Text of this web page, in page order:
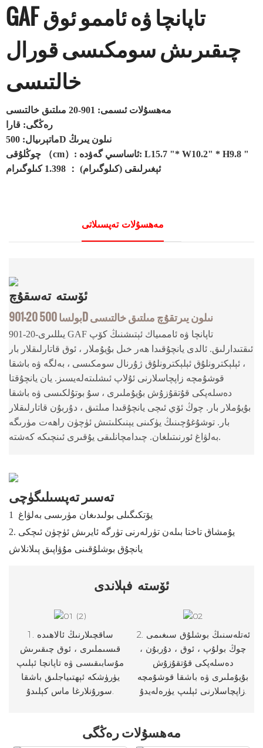
GAF تاپانچا ۋە ئاممو ئوق
چىقىرىش سومكىسى قورال
خالتىسى
مەھسۇلات ئىسمى: 901-20 مىلتىق خالتىسى
رەڭگى: قارا
ماتېرىيال: 500D نىلون يىرىڭ
چوڭلۇقى （cm）: ئاساسىي گەۋدە: L15.7 "* W10.2" * H9.8 "
ئېغىرلىقى (كىلوگىرام) ： 1.398 كىلوگىرام
مەھسۇلات تەپسىلاتى
ئۆستە تەسقۇچ
901-20-يىللىرى GAF تاپانچا ۋە ئاممىياك ئېتىشنىڭ كۆپ
ئىقتىدارلىق. ئالدى يانچۇقىدا ھەر خىل بۇيۇملار ، ئوق قاتارلىقلار بار
، ئېلېكترونلۇق ئېلېكترونلۇق ژۇرنال سومكىسى ، بەلگە ۋە باشقا
قوشۇمچە زاپچاسلارنى ئۇلاپ ئىشلىتەلەيسىز. يان يانچۇقتا
دەسلەپكى قۇتقۇزۇش بۇيۇملىرى ، سۇ بوتۇلكىسى ۋە باشقا
بۇيۇملار بار. چوڭ ئۆي ئىچى يانچۇقىدا مىلتىق ، دۇربۇن قاتارلىقلار
بار. توشۇغۇچىنىڭ يۈكىنى يېنىكلىتىش ئۈچۈن راھەت مۈرىگە
بەلۋاغ ئورنىتىلغان. چىدامچانلىقى يۇقىرى ئىنچىكە كەشتە.
تەسىر تەپسىلىگۈچى
1
يۆتكىگىلى بولىدىغان مۈرىسى بەلۋاغ
2. يۇمشاق تاختا بىلەن تۈرلەرنى تۈرگە ئايرىش ئۈچۈن ئىچكى
يانچۇق بوشلۇقىنى مۇۋاپىق پىلانلاش
ئۆستە فېلاندى
1. ساقچىلارنىڭ ئالاھىدە
قىسىملىرى ، ئوق چىقىرىش
مۇسابىقىسى ۋە تاپانچا ئېلىپ
يۈرۈشكە ئېھتىياجلىق باشقا
سورۇنلارغا ماس كېلىدۇ.
2. ئەتلەسنىڭ بوشلۇق سىغىمى
چوڭ بولۇپ ، ئوق ، دۇربۇن ،
دەسلەپكى قۇتقۇزۇش
بۇيۇملىرى ۋە باشقا قوشۇمچە
زاپچاسلارنى ئېلىپ يۈرەلەيدۇ.
مەھسۇلات رەڭگى